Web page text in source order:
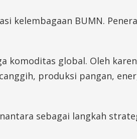
kelembagaan BUMN.
komoditas global. Oleh
produksi pangan,
sebagai langkah